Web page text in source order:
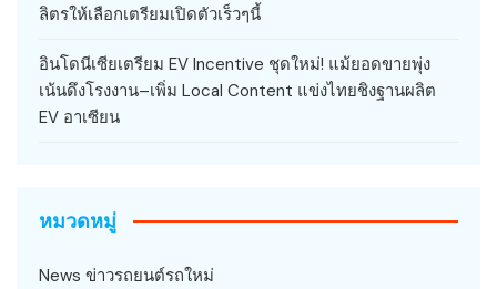
ลิตรให้เลือกเตรียมเปิดตัวเร็วๆนี้
อินโดนีเซียเตรียม EV Incentive ชุดใหม่! แม้ยอดขายพุ่ง
เน้นดึงโรงงาน–เพิ่ม Local Content แข่งไทยชิงฐานผลิต
EV อาเซียน
หมวดหมู่
News ข่าวรถยนต์รถใหม่